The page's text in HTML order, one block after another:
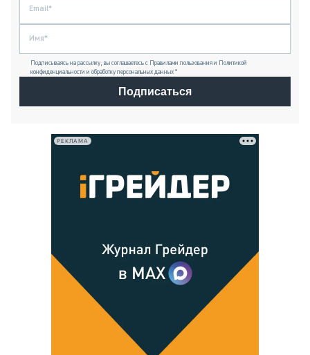
Подписываясь на рассылку, вы соглашаетесь с Правилами пользования и Политикой
конфиденциальности и обработку персональных данных *
Подписаться
РЕКЛАМА